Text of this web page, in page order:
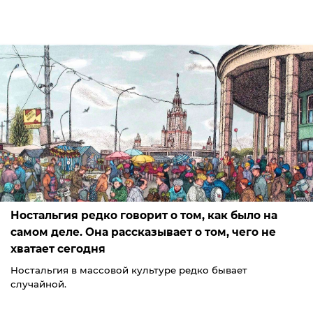
Ностальгия редко говорит о том, как было на
самом деле. Она рассказывает о том, чего не
хватает сегодня
Ностальгия в массовой культуре редко бывает
случайной.